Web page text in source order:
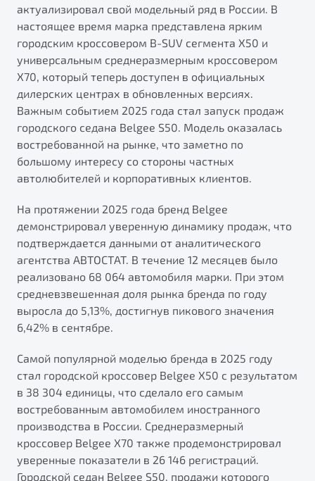
актуализировал свой модельный ряд в России. В
настоящее время марка представлена ярким
городским кроссовером B-SUV сегмента X50 и
универсальным среднеразмерным кроссовером
X70, который теперь доступен в официальных
дилерских центрах в обновленных версиях.
Важным событием 2025 года стал запуск продаж
городского седана Belgee S50. Модель оказалась
востребованной на рынке, что заметно по
большому интересу со стороны частных
автолюбителей и корпоративных клиентов.
На протяжении 2025 года бренд Belgee
демонстрировал уверенную динамику продаж, что
подтверждается данными от аналитического
агентства АВТОСТАТ. В течение 12 месяцев было
реализовано 68 064 автомобиля марки. При этом
средневзвешенная доля рынка бренда по году
выросла до 5,13%, достигнув пикового значения
6,42% в сентябре.
Самой популярной моделью бренда в 2025 году
стал городской кроссовер Belgee X50 с результатом
в 38 304 единицы, что сделало его самым
востребованным автомобилем иностранного
производства в России. Среднеразмерный
кроссовер Belgee Х70 также продемонстрировал
уверенные показатели в 26 146 регистраций.
Городской седан Belgee S50, продажи которого